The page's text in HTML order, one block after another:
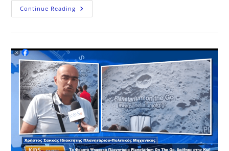
Continue Reading ΠΡΩΙΑΝ
ΣΕ
Σεργουλόπουλο
Και
Την
Τζένη
Μελιτά